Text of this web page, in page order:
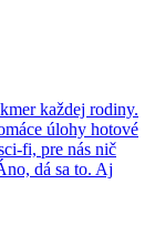
každej rodiny.
úlohy hotové
fi, pre nás nič
dá sa to. Aj